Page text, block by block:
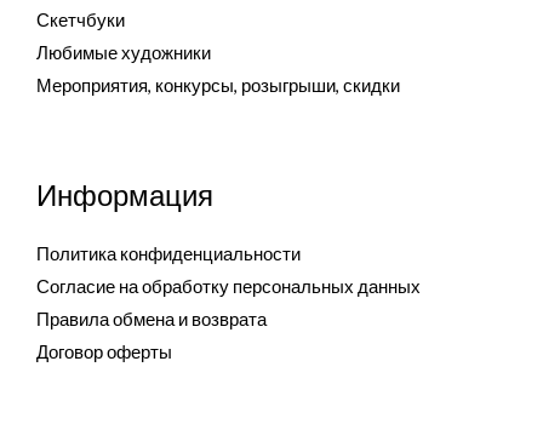
Скетчбуки
Любимые художники
Мероприятия, конкурсы, розыгрыши, скидки
Информация
Политика конфиденциальности
Согласие на обработку персональных данных
Правила обмена и возврата
Договор оферты